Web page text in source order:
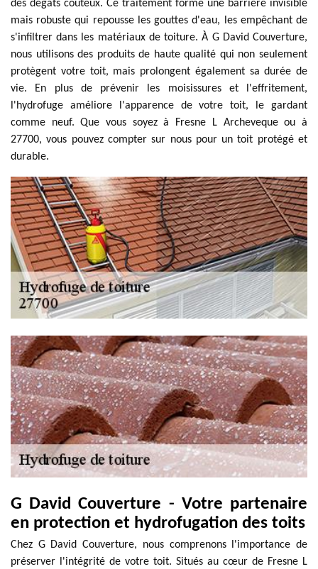
des dégâts coûteux. Ce traitement forme une barrière invisible
mais robuste qui repousse les gouttes d'eau, les empêchant de
s'infiltrer dans les matériaux de toiture. À G David Couverture,
nous utilisons des produits de haute qualité qui non seulement
protègent votre toit, mais prolongent également sa durée de
vie. En plus de prévenir les moisissures et l'effritement,
l'hydrofuge améliore l'apparence de votre toit, le gardant
comme neuf. Que vous soyez à Fresne L Archeveque ou à
27700, vous pouvez compter sur nous pour un toit protégé et
durable.
G David Couverture - Votre partenaire
en protection et hydrofugation des toits
Chez G David Couverture, nous comprenons l'importance de
préserver l'intégrité de votre toit. Situés au cœur de Fresne L